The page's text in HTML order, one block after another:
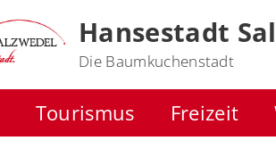
Hansestadt
Die Baumkuchenstadt
Tourismus Freizeit